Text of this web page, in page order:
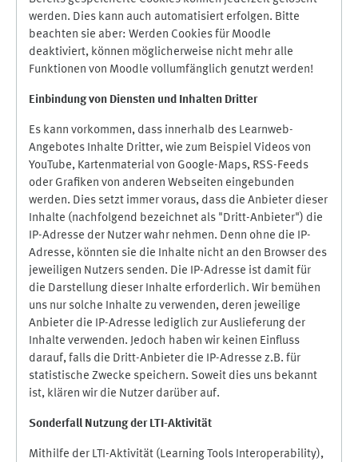
werden. Dies kann auch automatisiert erfolgen. Bitte
beachten sie aber: Werden Cookies für Moodle
deaktiviert, können möglicherweise nicht mehr alle
Funktionen von Moodle vollumfänglich genutzt werden!
Einbindung von Diensten und Inhalten Dritter
Es kann vorkommen, dass innerhalb des Learnweb-
Angebotes Inhalte Dritter, wie zum Beispiel Videos von
YouTube, Kartenmaterial von Google-Maps, RSS-Feeds
oder Grafiken von anderen Webseiten eingebunden
werden. Dies setzt immer voraus, dass die Anbieter dieser
Inhalte (nachfolgend bezeichnet als "Dritt-Anbieter") die
IP-Adresse der Nutzer wahr nehmen. Denn ohne die IP-
Adresse, könnten sie die Inhalte nicht an den Browser des
jeweiligen Nutzers senden. Die IP-Adresse ist damit für
die Darstellung dieser Inhalte erforderlich. Wir bemühen
uns nur solche Inhalte zu verwenden, deren jeweilige
Anbieter die IP-Adresse lediglich zur Auslieferung der
Inhalte verwenden. Jedoch haben wir keinen Einfluss
darauf, falls die Dritt-Anbieter die IP-Adresse z.B. für
statistische Zwecke speichern. Soweit dies uns bekannt
ist, klären wir die Nutzer darüber auf.
Sonderfall Nutzung der LTI-Aktivität
Mithilfe der LTI-Aktivität (Learning Tools Interoperability),